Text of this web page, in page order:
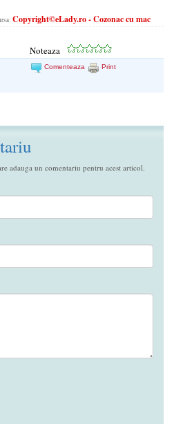
Copyright©eLady.ro - Cozonac cu mac
Noteaza
Comenteaza Print
adauga un comentariu pentru acest articol.